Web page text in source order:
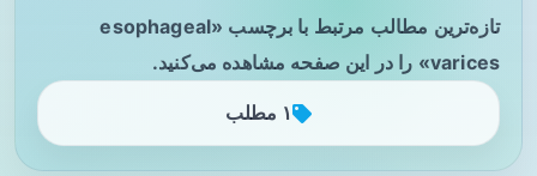
تازه‌ترین مطالب مرتبط با برچسب «esophageal
varices» را در این صفحه مشاهده می‌کنید.
۱ مطلب